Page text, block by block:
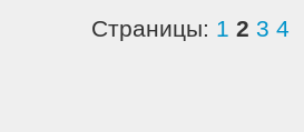
Страницы: 1 2 3 4